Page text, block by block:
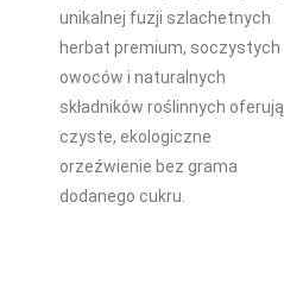
unikalnej fuzji szlachetnych
herbat premium, soczystych
owoców i naturalnych
składników roślinnych oferują
czyste, ekologiczne
orzeźwienie bez grama
dodanego cukru.